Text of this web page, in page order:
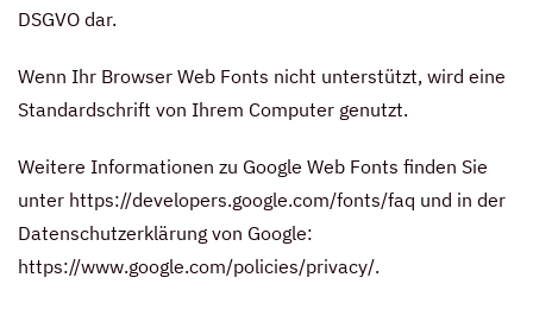
DSGVO dar.
Wenn Ihr Browser Web Fonts nicht unterstützt, wird eine
Standardschrift von Ihrem Computer genutzt.
Weitere Informationen zu Google Web Fonts finden Sie
unter https://developers.google.com/fonts/faq und in der
Datenschutzerklärung von Google:
https://www.google.com/policies/privacy/.